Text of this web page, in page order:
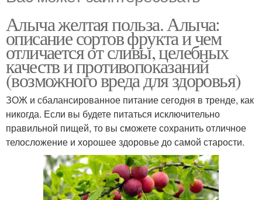
Алыча желтая польза. Алыча:
описание сортов фрукта и чем
отличается от сливы, целебных
качеств и противопоказаний
(возможного вреда для здоровья)
ЗОЖ и сбалансированное питание сегодня в тренде, как
никогда. Если вы будете питаться исключительно
правильной пищей, то вы сможете сохранить отличное
телосложение и хорошее здоровье до самой старости.